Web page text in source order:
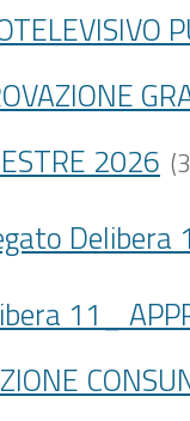
2026
Delibera
11_